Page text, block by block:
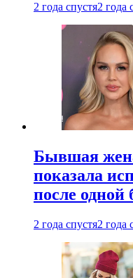
2 года спустя2 года
Бывшая
показала
после
2 года спустя2 года